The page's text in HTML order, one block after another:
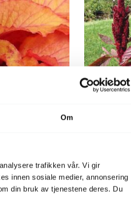
Om
trafikken vår. Vi gir
innen sosiale medier, annonsering
din bruk av tjenestene deres. Du
Mørkerød,